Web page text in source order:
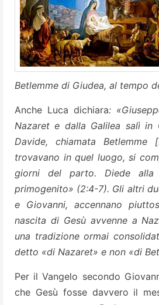
Betlemme di Giudea, al tempo
Anche Luca dichiara:
Nazaret e dalla Galilea salì
Davide, chiamata Betlemme
trovavano in quel luogo, si
giorni del parto. Diede
primogenito» (2:4-7). Gli altri
e Giovanni, accennano
nascita di Gesù avvenne a
una tradizione ormai
detto «di Nazaret» e non «di
Per il Vangelo secondo
che Gesù fosse davvero il